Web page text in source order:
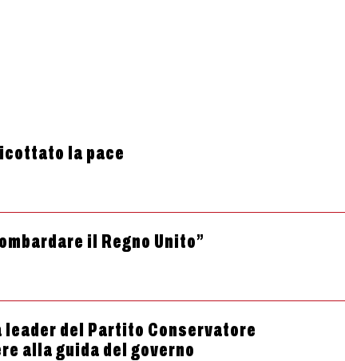
la pace
il Regno Unito”
leader del Partito Conservatore
alla guida del governo